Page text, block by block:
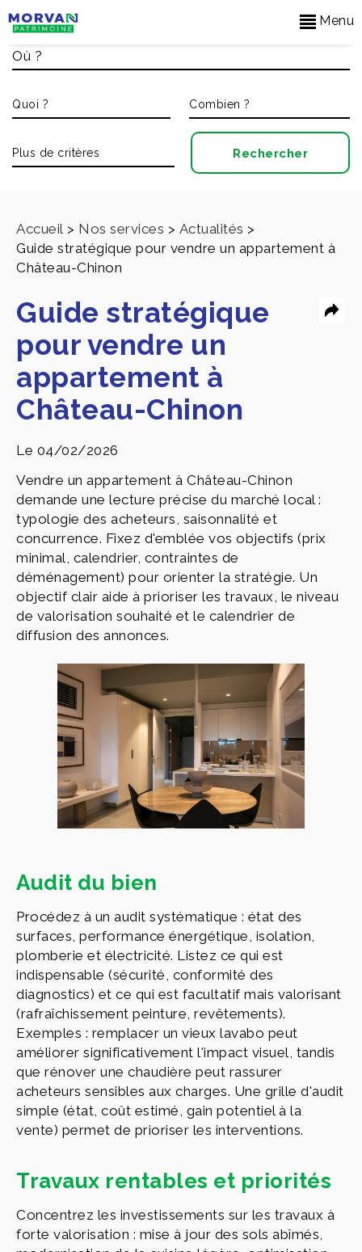
Menu
Accueil > Nos services > Actualités >
Guide stratégique pour vendre un appartement à
Château-Chinon
Guide stratégique
pour vendre un
appartement à
Château-Chinon
Le 04/02/2026
Vendre un appartement à Château-Chinon
demande une lecture précise du marché local :
typologie des acheteurs, saisonnalité et
concurrence. Fixez d'emblée vos objectifs (prix
minimal, calendrier, contraintes de
déménagement) pour orienter la stratégie. Un
objectif clair aide à prioriser les travaux, le niveau
de valorisation souhaité et le calendrier de
diffusion des annonces.
Audit du bien
Procédez à un audit systématique : état des
surfaces, performance énergétique, isolation,
plomberie et électricité. Listez ce qui est
indispensable (sécurité, conformité des
diagnostics) et ce qui est facultatif mais valorisant
(rafraîchissement peinture, revêtements).
Exemples : remplacer un vieux lavabo peut
améliorer significativement l'impact visuel, tandis
que rénover une chaudière peut rassurer
acheteurs sensibles aux charges. Une grille d'audit
simple (état, coût estimé, gain potentiel à la
vente) permet de prioriser les interventions.
Travaux rentables et priorités
Concentrez les investissements sur les travaux à
forte valorisation : mise à jour des sols abîmés,